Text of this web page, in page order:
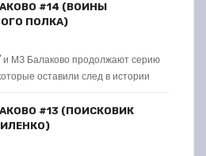
#14 (ВОИНЫ
ПОЛКА)
и МЗ Балаково продолжают серию
оставили след в истории
#13 (ПОИСКОВИК